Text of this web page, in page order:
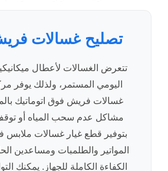
تصليح غسالات
تتعرض الغسالات لأعطال
اليومي المستمر، ولذلك يوفر
غسالات فريش فوق اتوماتيك
مشاكل عدم سحب المياه أو توقف
بتوفير قطع غيار غسالات ملابس
المواتير والطلمبات ومساعدين
الكفاءة الكاملة للجهاز. يمكنك